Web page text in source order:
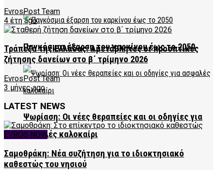
Παγκόσμια έξαρση του καρκίνου έως το 2050
Ψωρίαση: Οι νέες θεραπείες και οι οδηγίες για
ασφαλές καλοκαίρι
EvrosPost Team
4 έτη ago
Τράπεζα της Ελλάδος: Αμετάβλητες οι προοπτικές
ζήτησης δανείων στο β΄ τρίμηνο 2026
EvrosPost Team
3 μήνες ago
LATEST NEWS
EVROS NOW
Σαμοθράκη: Νέα συζήτηση για το ιδιοκτησιακό
καθεστώς του νησιού